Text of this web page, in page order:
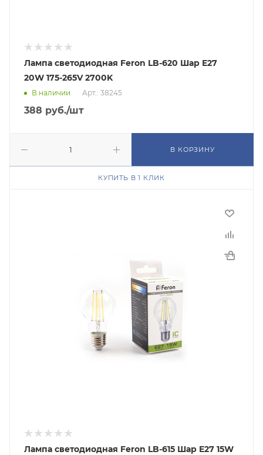
Лампа светодиодная Feron LB-620 Шар E27
20W 175-265V 2700K
В наличии Арт.: 38245
388 руб./шт
В КОРЗИНУ
КУПИТЬ В 1 КЛИК
Лампа светодиодная Feron LB-615 Шар E27 15W